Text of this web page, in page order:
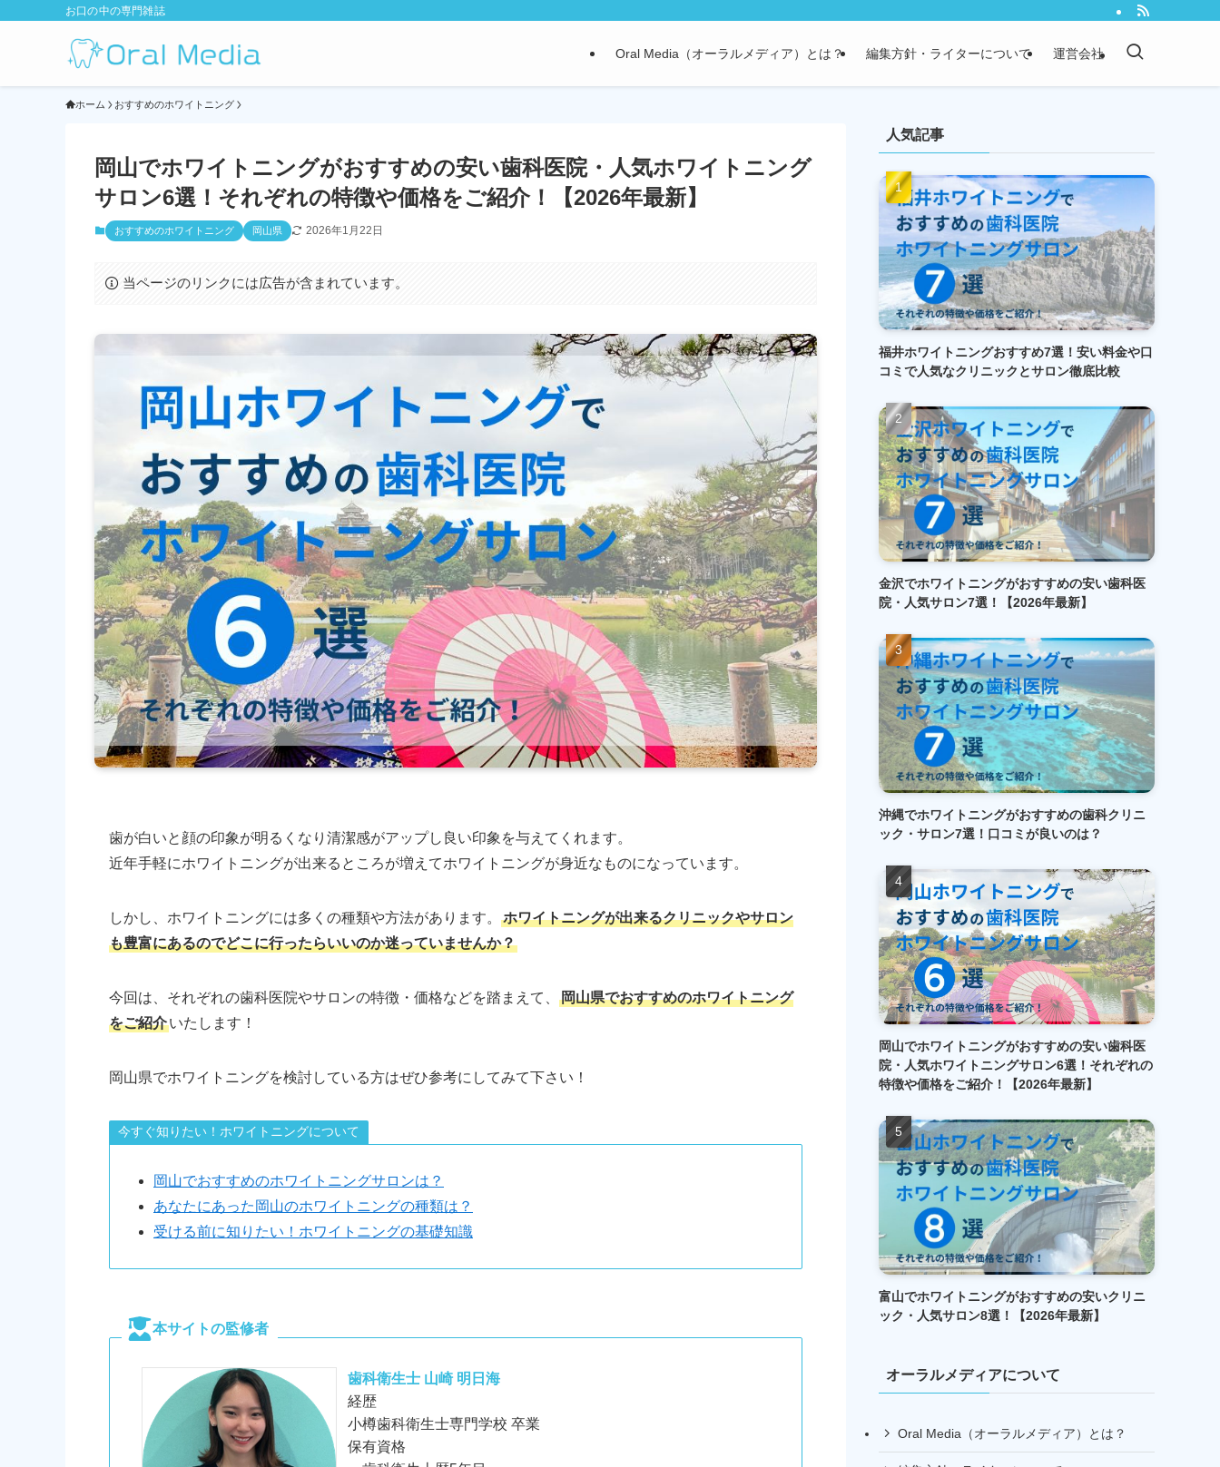
お口の中の専門雑誌
Oral Media（オーラルメディア）とは？ 編集方針・ライターについて 運営会社
ホーム おすすめのホワイトニング
岡山でホワイトニングがおすすめの安い歯科医院・人気ホワイトニング
サロン6選！それぞれの特徴や価格をご紹介！【2026年最新】
おすすめのホワイトニング 岡山県 2026年1月22日
当ページのリンクには広告が含まれています。
歯が白いと顔の印象が明るくなり清潔感がアップし良い印象を与えてくれます。
近年手軽にホワイトニングが出来るところが増えてホワイトニングが身近なものになっています。
しかし、ホワイトニングには多くの種類や方法があります。
ホワイトニングが出来るクリニックやサロン
も豊富にあるのでどこに行ったらいいのか迷っていませんか？
今回は、それぞれの歯科医院やサロンの特徴・価格などを踏まえて、
岡山県でおすすめのホワイトニング
をご紹介いたします！
岡山県でホワイトニングを検討している方はぜひ参考にしてみて下さい！
今すぐ知りたい！ホワイトニングについて
岡山でおすすめのホワイトニングサロンは？
あなたにあった岡山のホワイトニングの種類は？
受ける前に知りたい！ホワイトニングの基礎知識
本サイトの監修者
歯科衛生士 山崎 明日海
経歴
小樽歯科衛生士専門学校 卒業
保有資格
人気記事
福井ホワイトニングおすすめ7選！安い料金や口
コミで人気なクリニックとサロン徹底比較
金沢でホワイトニングがおすすめの安い歯科医
院・人気サロン7選！【2026年最新】
沖縄でホワイトニングがおすすめの歯科クリニ
ック・サロン7選！口コミが良いのは？
岡山でホワイトニングがおすすめの安い歯科医
院・人気ホワイトニングサロン6選！それぞれの
特徴や価格をご紹介！【2026年最新】
富山でホワイトニングがおすすめの安いクリニ
ック・人気サロン8選！【2026年最新】
オーラルメディアについて
Oral Media（オーラルメディア）とは？